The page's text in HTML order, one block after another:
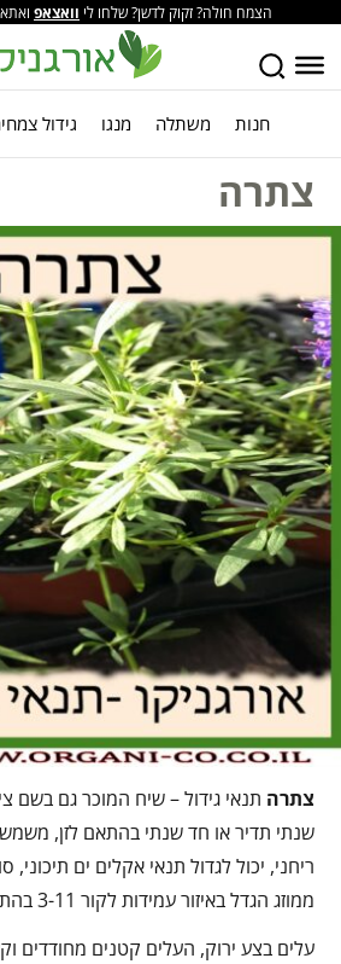
הצמח חולה? זקוק לדשן? שלחו לי וואצאפ
אין חנות משתלה מנגו גידול
צתרה
צתרה תנאי גידול – שיח המוכר גם
שנתי תדיר או חד שנתי בהתאם לזן,
ריחני, יכול לגדול תנאי אקלים ים תיכוני,
ממוזג הגדל באיזור עמידות לקור 3-11 בהתאם לזן.